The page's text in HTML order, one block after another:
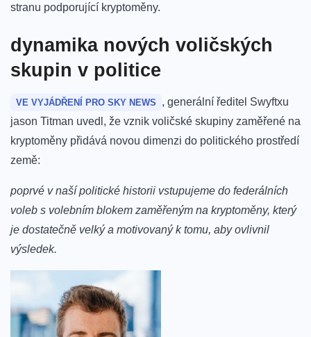
stranu podporující kryptoměny.
dynamika nových voličských⁤
skupin v politice
VE VYJÁDŘENÍ PRO SKY NEWS
, generální ředitel Swyftxu
jason⁣ Titman uvedl, že vznik ​voličské skupiny zaměřené ‍na‍
kryptoměny přidává novou dimenzi do politického prostředí
země:
poprvé⁤ v naší politické​ historii vstupujeme do federálních
voleb s volebním blokem zaměřeným na kryptoměny, který
je dostatečně velký ⁤a motivovaný k tomu, aby ovlivnil
‍výsledek.